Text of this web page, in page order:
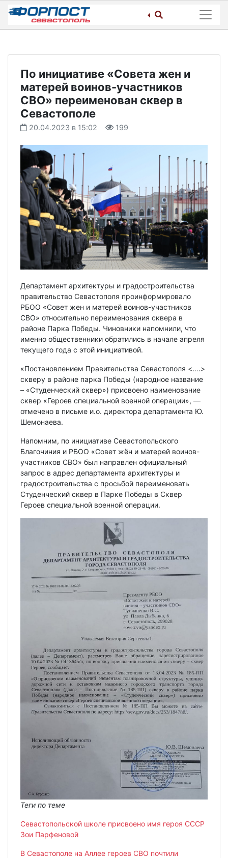
Skip
content
По инициативе «Совета жен и
матерей воинов-участников
СВО» переименован сквер в
Севастополе
20.04.2023 в 15:02 199
Департамент архитектуры и градостроительства
правительство Севастополя проинформировало
РБОО «Совет жен и матерей воинов-участников
СВО» относительно переименования сквера в
районе Парка Победы. Чиновники напомнили, что
именно общественники обратились в начале апреля
текущего года с этой инициативой.
«Постановлением Правительства Севастополя <….>
скверу в районе парка Победы (народное название
– «Студенческий сквер») присвоено наименование
сквер «Героев специальной военной операции», —
отмечено в письме и.о. директора департамента Ю.
Шемонаева.
Напомним, по инициативе Севастопольского
Благочиния и РБОО «Совет жён и матерей воинов-
участников СВО» был направлен официальный
запрос в адрес департамента архитектуры и
градостроительства с просьбой переименовать
Студенческий сквер в Парке Победы в Сквер
Героев специальной военной операции.
Теги по теме
Севастопольской школе присвоено имя героя СССР
Зои Парфеновой
В Севастополе на Аллее героев СВО почтили